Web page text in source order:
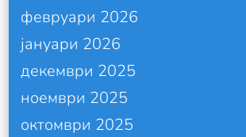
февруари 2026
јануари 2026
декември 2025
ноември 2025
октомври 2025